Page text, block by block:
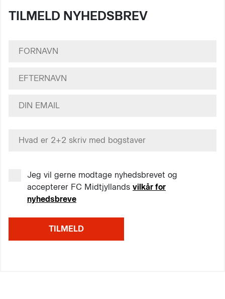
TILMELD NYHEDSBREV
Jeg vil gerne modtage nyhedsbrevet og
accepterer FC Midtjyllands vilkår for
nyhedsbreve